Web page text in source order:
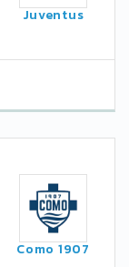
Juventus
Como 1907